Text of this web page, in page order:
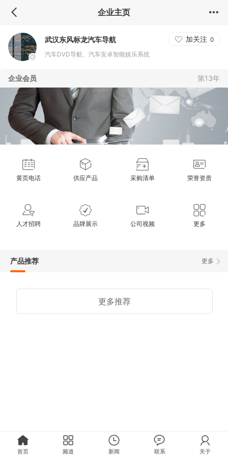
企业主页
武汉东风标龙汽车导航 加关注 0
汽车DVD导航、汽车安卓智能娱乐系统
企业会员 第13年
黄页电话 供应产品 采购清单 荣誉资质
人才招聘 品牌展示 公司视频 更多
更多
产品推荐
更多推荐
首页 频道 新闻 联系 关于